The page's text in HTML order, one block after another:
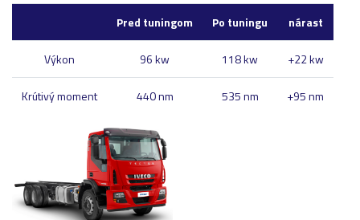
Pred tuningom Po tuningu nárast
Výkon 96 kw 118 kw +22 kw
Krútivý moment 440 nm 535 nm +95 nm